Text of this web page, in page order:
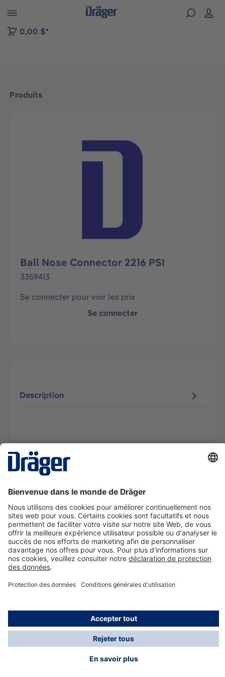
to B2B platform navigation
0,00 $*
Produits
Ignorer la galerie d'images
Ball Nose Connector 2216 PSI
3359413
Se connecter pour voir les prix
Se connecter
Description
La technologie
Nous contacter
A propos de Dräger
Informations
*Les taxes et les frais d'expédition ne sont pas inclus
dans les prix indiqués, sauf mention contraire. Des frais
supplémentaires peuvent s'appliquer.